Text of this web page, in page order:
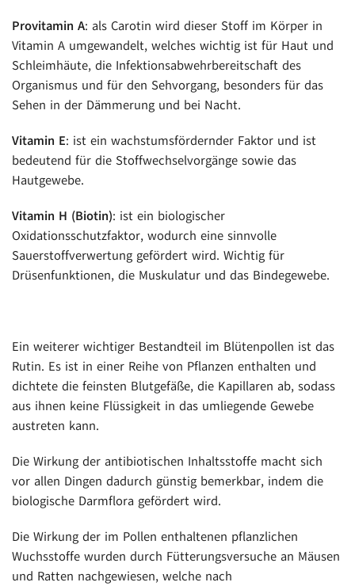
Provitamin A: als Carotin wird dieser Stoff im Körper in
Vitamin A umgewandelt, welches wichtig ist für Haut und
Schleimhäute, die Infektionsabwehrbereitschaft des
Organismus und für den Sehvorgang, besonders für das
Sehen in der Dämmerung und bei Nacht.
Vitamin E: ist ein wachstumsfördernder Faktor und ist
bedeutend für die Stoffwechselvorgänge sowie das
Hautgewebe.
Vitamin H (Biotin): ist ein biologischer
Oxidationsschutzfaktor, wodurch eine sinnvolle
Sauerstoffverwertung gefördert wird. Wichtig für
Drüsenfunktionen, die Muskulatur und das Bindegewebe.
Ein weiterer wichtiger Bestandteil im Blütenpollen ist das
Rutin. Es ist in einer Reihe von Pflanzen enthalten und
dichtete die feinsten Blutgefäße, die Kapillaren ab, sodass
aus ihnen keine Flüssigkeit in das umliegende Gewebe
austreten kann.
Die Wirkung der antibiotischen Inhaltsstoffe macht sich
vor allen Dingen dadurch günstig bemerkbar, indem die
biologische Darmflora gefördert wird.
Die Wirkung der im Pollen enthaltenen pflanzlichen
Wuchsstoffe wurden durch Fütterungsversuche an Mäusen
und Ratten nachgewiesen, welche nach